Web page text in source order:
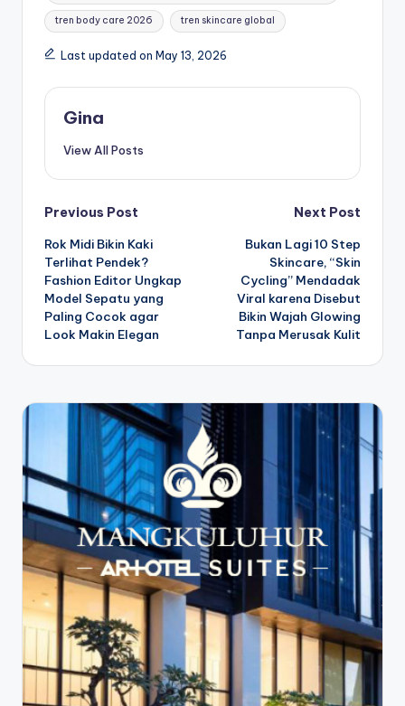
tren body care 2026 tren skincare global
Last updated on May 13, 2026
Gina
View All Posts
Post
navigation
Previous Post
Rok Midi Bikin Kaki
Terlihat Pendek?
Fashion Editor Ungkap
Model Sepatu yang
Paling Cocok agar
Look Makin Elegan
Next Post
Bukan Lagi 10 Step
Skincare, “Skin
Cycling” Mendadak
Viral karena Disebut
Bikin Wajah Glowing
Tanpa Merusak Kulit